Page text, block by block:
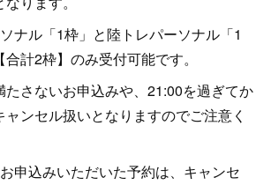
ナル「1枠」と陸トレパーソナル「1
計2枠】のみ受付可能です。
たさないお申込みや、21:00を過ぎてか
ンセル扱いとなりますのでご注意く
申込みいただいた予約は、キャンセ